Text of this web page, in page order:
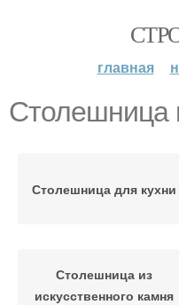
главная
Столешница
Столешница для кухни
Столешница из
искусственного камня